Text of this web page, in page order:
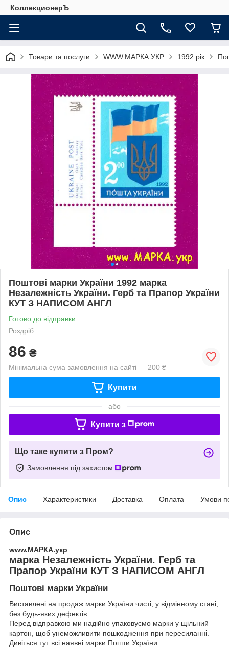
КоллекционерЪ
Товари та послуги WWW.МАРКА.УКР 1992 рік
Поштові марки України 1992 марка
Незалежність України. Герб та Прапор України
КУТ З НАПИСОМ АНГЛ
Готово до відправки
Роздріб
86 ₴
Мінімальна сума замовлення на сайті — 200 ₴
Купити
або
Купити з
Що таке купити з Пром?
Замовлення під захистом
Опис Характеристики Доставка Оплата Умови
Опис
www.МАРКА.укр
марка Незалежність України. Герб та
Прапор України КУТ З НАПИСОМ АНГЛ
Поштові марки України
Виставлені на продаж марки України чисті, у відмінному стані,
без будь-яких дефектів.
Перед відправкою ми надійно упаковуємо марки у щільний
картон, щоб унеможливити пошкодження при пересиланні.
Дивіться тут всі наявні марки Пошти України.